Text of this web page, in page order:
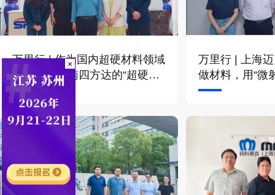
万里行 | 作为国内超硬材料领域
排头兵，河南四方达的“超硬实
力”来自哪？
万里行 | 上海
做材料，用“微
分散
×